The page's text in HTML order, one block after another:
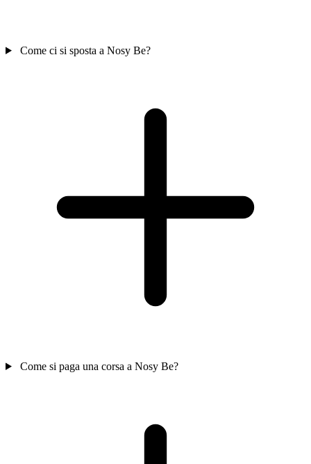
Come ci si sposta a Nosy Be?
Come si paga una corsa a Nosy Be?